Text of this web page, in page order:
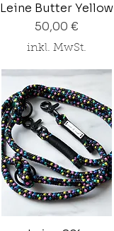
Leine Butter Yellow
Preis
50,00 €
inkl. MwSt.